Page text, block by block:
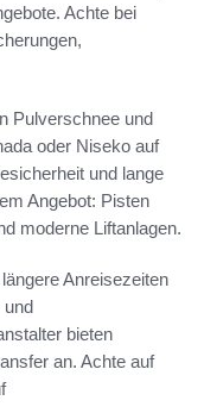
Achte bei
Pulverschnee und
oder Niseko auf
und lange
Angebot: Pisten
moderne Liftanlagen.
Anreisezeiten
und
bieten
an. Achte auf